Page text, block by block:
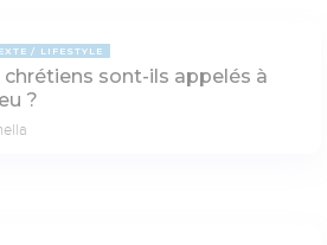
LIFESTYLE
chrétiens sont-ils appelés à
?